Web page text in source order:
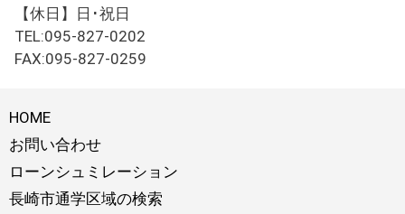
【休日】日･祝日
TEL:095-827-0202
FAX:095-827-0259
HOME
お問い合わせ
ローンシュミレーション
長崎市通学区域の検索